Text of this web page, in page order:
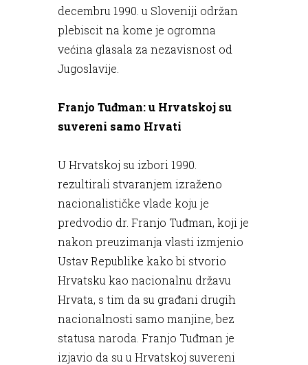
decembru 1990. u Sloveniji održan
plebiscit na kome je ogromna
većina glasala za nezavisnost od
Jugoslavije.
Franjo Tuđman: u Hrvatskoj su
suvereni samo Hrvati
U Hrvatskoj su izbori 1990.
rezultirali stvaranjem izraženo
nacionalističke vlade koju je
predvodio dr. Franjo Tuđman, koji je
nakon preuzimanja vlasti izmjenio
Ustav Republike kako bi stvorio
Hrvatsku kao nacionalnu državu
Hrvata, s tim da su građani drugih
nacionalnosti samo manjine, bez
statusa naroda. Franjo Tuđman je
izjavio da su u Hrvatskoj suvereni